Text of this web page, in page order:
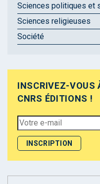
Sciences politiques et
Sciences religieuses
Société
INSCRIVEZ-VOUS
CNRS ÉDITIONS !